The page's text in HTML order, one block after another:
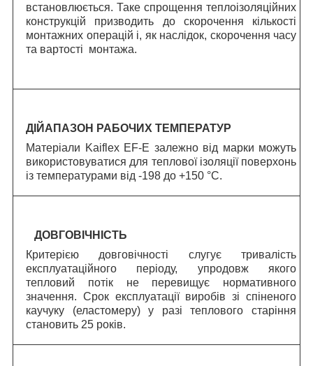
встановлюється. Таке спрощення теплоізоляційних
конструкцій призводить до скорочення кількості
монтажних операцій і, як наслідок, скорочення часу
та вартості монтажа.
ДІЙАПАЗОН РАБОЧИХ ТЕМПЕРАТУР
Матеріали Kaiflex EF-E залежно від марки можуть
використовуватися для теплової ізоляції поверхонь
із температурами від -198 до +150 °C.
ДОВГОВІЧНІСТЬ
Критерією довговічності слугує тривалість
експлуатаційного періоду, упродовж якого
тепловий потік не перевищує нормативного
значення. Cрок експлуатації виробів зі спіненого
каучуку (еластомеру) у разі теплового старіння
становить 25 років.